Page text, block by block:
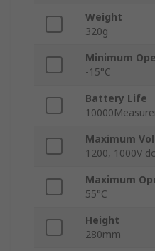
Weight
320g
Minimum
-15°C
Battery Life
Maximum
1200, 1000V dc
Maximum
55°C
Height
280mm